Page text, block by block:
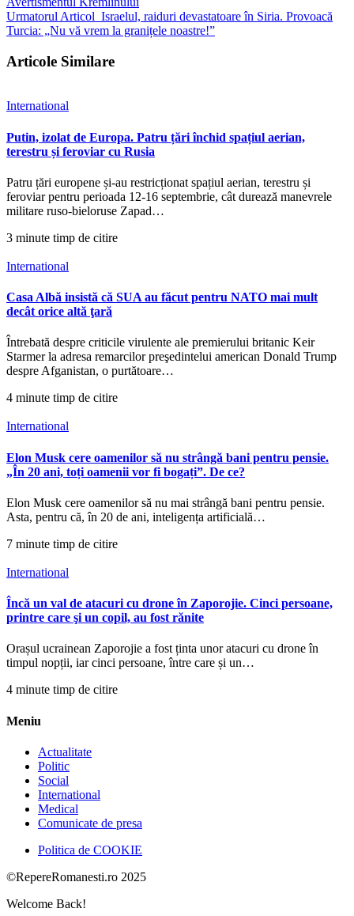
Urmatorul Articol Israelul, raiduri devastatoare în Siria. Provoacă
Turcia: „Nu vă vrem la granițele noastre!”
Articole Similare
International
Putin, izolat de Europa. Patru țări închid spațiul aerian,
terestru și feroviar cu Rusia
Patru țări europene și-au restricționat spațiul aerian, terestru și
feroviar pentru perioada 12-16 septembrie, cât durează manevrele
militare ruso-bieloruse Zapad…
3 minute timp de citire
International
Casa Albă insistă că SUA au făcut pentru NATO mai mult
decât orice altă ţară
Întrebată despre criticile virulente ale premierului britanic Keir
Starmer la adresa remarcilor preşedintelui american Donald Trump
despre Afganistan, o purtătoare…
4 minute timp de citire
International
Elon Musk cere oamenilor să nu strângă bani pentru pensie.
„În 20 ani, toți oamenii vor fi bogați”. De ce?
Elon Musk cere oamenilor să nu mai strângă bani pentru pensie.
Asta, pentru că, în 20 de ani, inteligența artificială…
7 minute timp de citire
International
Încă un val de atacuri cu drone în Zaporojie. Cinci persoane,
printre care şi un copil, au fost rănite
Orașul ucrainean Zaporojie a fost ținta unor atacuri cu drone în
timpul nopții, iar cinci persoane, între care și un…
4 minute timp de citire
Meniu
Actualitate
Politic
Social
International
Medical
Comunicate de presa
Politica de COOKIE
©RepereRomanesti.ro 2025
Welcome Back!